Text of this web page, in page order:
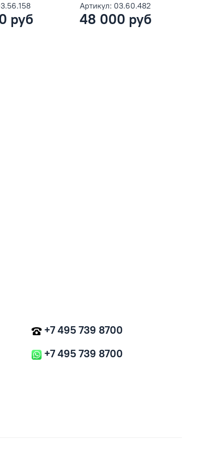
руб
Артикул: 03.60.482
48 000 руб
+7 495 739 8700
+7 495 739 8700